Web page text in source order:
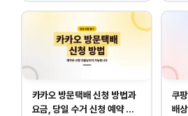
카카오 방문택배 신청 방법과
요금, 당일 수거 신청 예약 안
쿠
배